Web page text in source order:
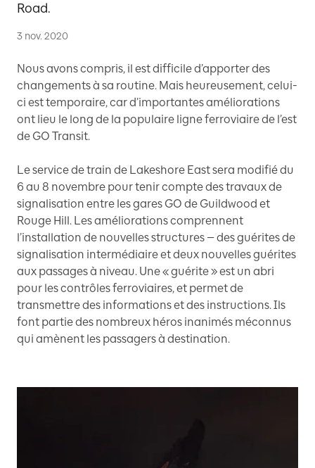
Road.
3 nov. 2020
Nous avons compris, il est difficile d’apporter des
changements à sa routine. Mais heureusement, celui-
ci est temporaire, car d’importantes améliorations
ont lieu le long de la populaire ligne ferroviaire de l’est
de GO Transit.
Le service de train de Lakeshore East sera modifié du
6 au 8 novembre pour tenir compte des travaux de
signalisation entre les gares GO de Guildwood et
Rouge Hill. Les améliorations comprennent
l’installation de nouvelles structures — des guérites de
signalisation intermédiaire et deux nouvelles guérites
aux passages à niveau. Une « guérite » est un abri
pour les contrôles ferroviaires, et permet de
transmettre des informations et des instructions. Ils
font partie des nombreux héros inanimés méconnus
qui amènent les passagers à destination.